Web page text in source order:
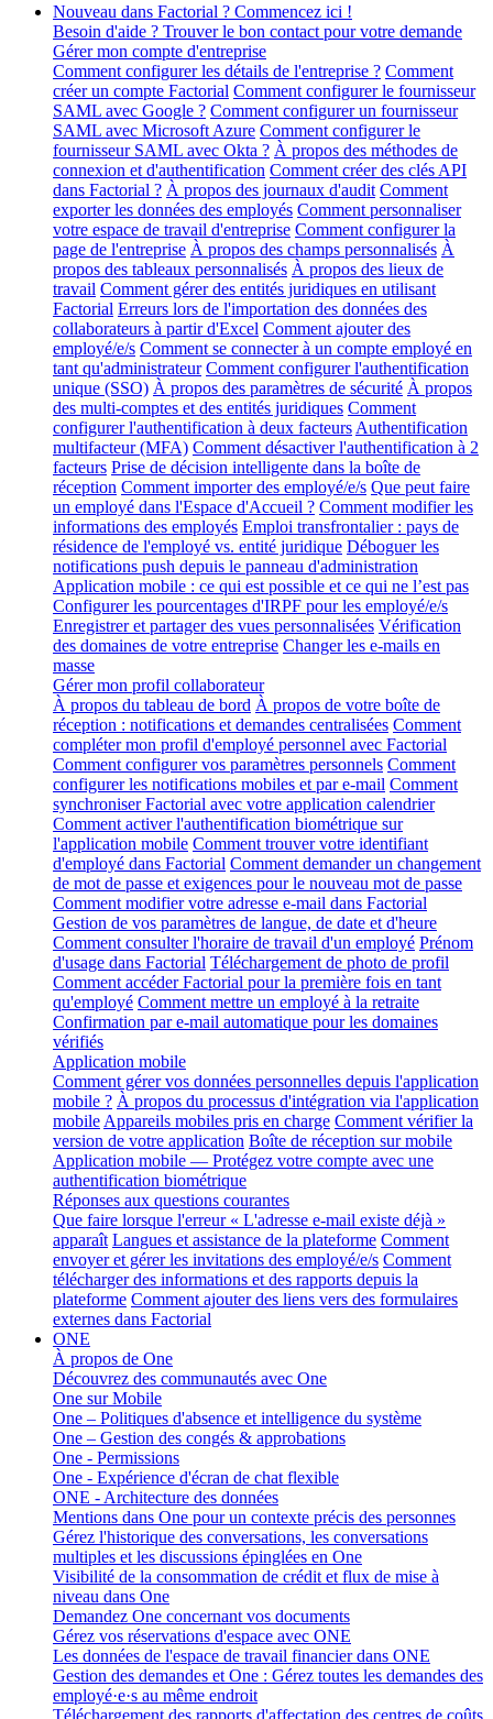
Nouveau dans Factorial ? Commencez ici !
Besoin d'aide ? Trouver le bon contact pour votre demande
Gérer mon compte d'entreprise
Comment configurer les détails de l'entreprise ? Comment
créer un compte Factorial Comment configurer le fournisseur
SAML avec Google ? Comment configurer un fournisseur
SAML avec Microsoft Azure Comment configurer le
fournisseur SAML avec Okta ? À propos des méthodes de
connexion et d'authentification Comment créer des clés API
dans Factorial ? À propos des journaux d'audit Comment
exporter les données des employés Comment personnaliser
votre espace de travail d'entreprise Comment configurer la
page de l'entreprise À propos des champs personnalisés À
propos des tableaux personnalisés À propos des lieux de
travail Comment gérer des entités juridiques en utilisant
Factorial Erreurs lors de l'importation des données des
collaborateurs à partir d'Excel Comment ajouter des
employé/e/s Comment se connecter à un compte employé en
tant qu'administrateur Comment configurer l'authentification
unique (SSO) À propos des paramètres de sécurité À propos
des multi-comptes et des entités juridiques Comment
configurer l'authentification à deux facteurs Authentification
multifacteur (MFA) Comment désactiver l'authentification à 2
facteurs Prise de décision intelligente dans la boîte de
réception Comment importer des employé/e/s Que peut faire
un employé dans l'Espace d'Accueil ? Comment modifier les
informations des employés Emploi transfrontalier : pays de
résidence de l'employé vs. entité juridique Déboguer les
notifications push depuis le panneau d'administration
Application mobile : ce qui est possible et ce qui ne l’est pas
Configurer les pourcentages d'IRPF pour les employé/e/s
Enregistrer et partager des vues personnalisées Vérification
des domaines de votre entreprise Changer les e-mails en
masse
Gérer mon profil collaborateur
À propos du tableau de bord À propos de votre boîte de
réception : notifications et demandes centralisées Comment
compléter mon profil d'employé personnel avec Factorial
Comment configurer vos paramètres personnels Comment
configurer les notifications mobiles et par e-mail Comment
synchroniser Factorial avec votre application calendrier
Comment activer l'authentification biométrique sur
l'application mobile Comment trouver votre identifiant
d'employé dans Factorial Comment demander un changement
de mot de passe et exigences pour le nouveau mot de passe
Comment modifier votre adresse e-mail dans Factorial
Gestion de vos paramètres de langue, de date et d'heure
Comment consulter l'horaire de travail d'un employé Prénom
d'usage dans Factorial Téléchargement de photo de profil
Comment accéder Factorial pour la première fois en tant
qu'employé Comment mettre un employé à la retraite
Confirmation par e-mail automatique pour les domaines
vérifiés
Application mobile
Comment gérer vos données personnelles depuis l'application
mobile ? À propos du processus d'intégration via l'application
mobile Appareils mobiles pris en charge Comment vérifier la
version de votre application Boîte de réception sur mobile
Application mobile — Protégez votre compte avec une
authentification biométrique
Réponses aux questions courantes
Que faire lorsque l'erreur « L'adresse e-mail existe déjà »
apparaît Langues et assistance de la plateforme Comment
envoyer et gérer les invitations des employé/e/s Comment
télécharger des informations et des rapports depuis la
plateforme Comment ajouter des liens vers des formulaires
externes dans Factorial
ONE
À propos de One
Découvrez des communautés avec One
One sur Mobile
One – Politiques d'absence et intelligence du système
One – Gestion des congés & approbations
One - Permissions
One - Expérience d'écran de chat flexible
ONE - Architecture des données
Mentions dans One pour un contexte précis des personnes
Gérez l'historique des conversations, les conversations
multiples et les discussions épinglées en One
Visibilité de la consommation de crédit et flux de mise à
niveau dans One
Demandez One concernant vos documents
Gérez vos réservations d'espace avec ONE
Les données de l'espace de travail financier dans ONE
Gestion des demandes et One : Gérez toutes les demandes des
employé·e·s au même endroit
Téléchargement des rapports d'affectation des centres de coûts